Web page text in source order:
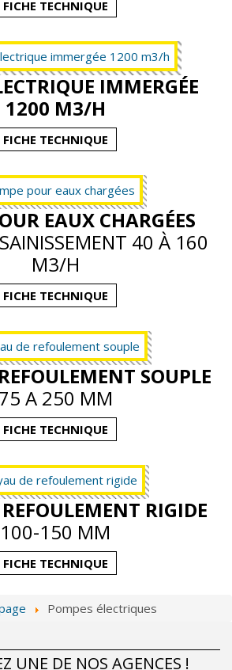
FICHE TECHNIQUE
IMMERGÉE
1200 M3/H
FICHE TECHNIQUE
EAUX CHARGÉES
40 À 160
M3/H
FICHE TECHNIQUE
SOUPLE
75 A 250 MM
FICHE TECHNIQUE
RIGIDE
100-150 MM
FICHE TECHNIQUE
Pompes électriques
UNE DE NOS AGENCES !